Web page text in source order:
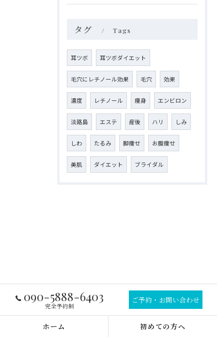
タグ Tags
耳ツボ 耳ツボダイエット
毛穴にレチノール効果 毛穴 効果
濃度 レチノール 痩身 エンビロン
淡路島 エステ 産後 ハリ しみ
しわ たるみ 脚痩せ お腹痩せ
美肌 ダイエット ブライダル
090-5888-6403
完全予約制
ご予約・お問い合わせ
ホーム 初めての方へ